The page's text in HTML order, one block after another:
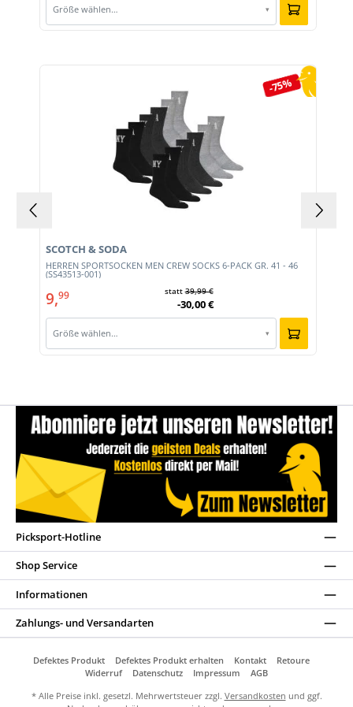
Größe wählen… ▾
-75%
HERREN SPORTSOCKEN MEN CREW SOCKS 6-PACK GR. 41 - 46
(SS43513-001)
SCOTCH & SODA
9,99 statt39,99 €
-30,00 €
Größe wählen… ▾
Picksport-Hotline
Shop Service
Informationen
Zahlungs- und Versandarten
Defektes Produkt Defektes Produkt erhalten Kontakt
Retoure
Widerruf
Datenschutz Impressum
AGB
* Alle Preise inkl. gesetzl. Mehrwertsteuer zzgl. Versandkosten und ggf.